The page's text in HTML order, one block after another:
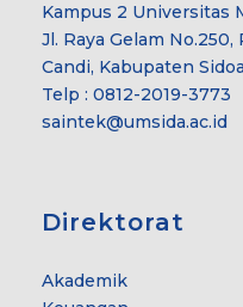
Kampus 2 Universitas
Jl. Raya Gelam No.250,
Candi, Kabupaten
Telp : 0812-2019-3773
saintek@umsida.ac.id
Direktorat
Akademik